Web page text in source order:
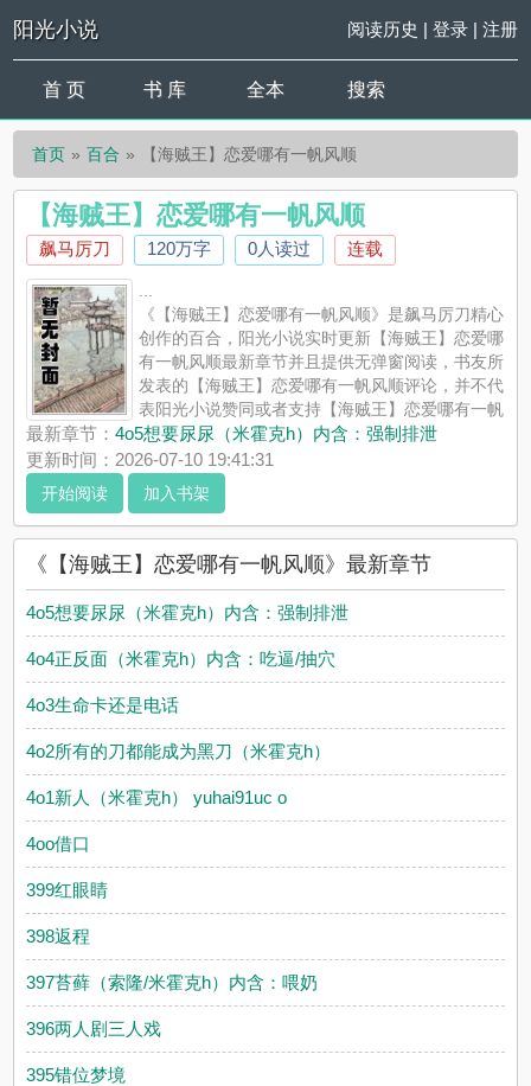
阳光小说 阅读历史 | 登录| 注册
首 页 书 库 全本 搜索
首页 百合 【海贼王】恋爱哪有一帆风顺
【海贼王】恋爱哪有一帆风顺
飙马厉刀 120万字 0人读过 连载
《【海贼王】恋爱哪有一帆风顺》是飙马厉刀精心
创作的百合，阳光小说实时更新【海贼王】恋爱哪
有一帆风顺最新章节并且提供无弹窗阅读，书友所
发表的【海贼王】恋爱哪有一帆风顺评论，并不代
表阳光小说赞同或者支持【海贼王】恋爱哪有一帆
风顺读者的观点。
最新章节：4o5想要尿尿（米霍克h）内含：强制排泄
更新时间：2026-07-10 19:41:31
开始阅读 加入书架
《【海贼王】恋爱哪有一帆风顺》最新章节
4o5想要尿尿（米霍克h）内含：强制排泄
4o4正反面（米霍克h）内含：吃逼/抽穴
4o3生命卡还是电话
4o2所有的刀都能成为黑刀（米霍克h）
4o1新人（米霍克h） yuhai91uc o
4oo借口
399红眼睛
398返程
397苔藓（索隆/米霍克h）内含：喂奶
396两人剧三人戏
395错位梦境